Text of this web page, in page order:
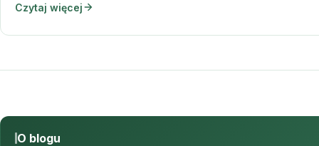
Czytaj więcej
O blogu